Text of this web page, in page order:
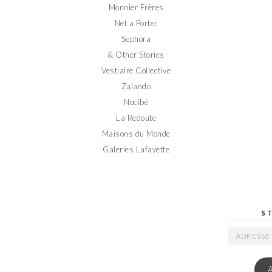
Monnier Frères
Net a Porter
Sephora
& Other Stories
Vestiaire Collective
Zalando
Nocibé
La Redoute
Maisons du Monde
Galeries Lafayette
ADRESSE